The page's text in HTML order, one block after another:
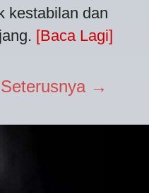
kestabilan dan
[Baca Lagi]
Seterusnya →